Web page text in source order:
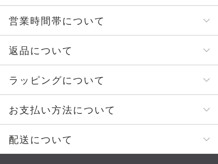
営業時間帯について
返品について
ラッピングについて
お支払い方法について
配送について